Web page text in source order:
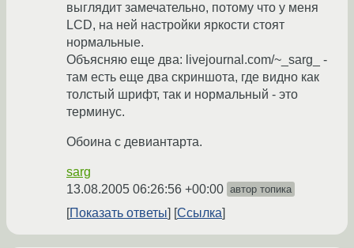
выглядит замечательно, потому что у меня
LCD, на ней настройки яркости стоят
нормальные.
Объясняю еще два: livejournal.com/~_sarg_ -
там есть еще два скриншота, где видно как
толстый шрифт, так и нормальный - это
терминус.
Обоина с девиантарта.
sarg
13.08.2005 06:26:56 +00:00 автор топика
Показать ответы Ссылка